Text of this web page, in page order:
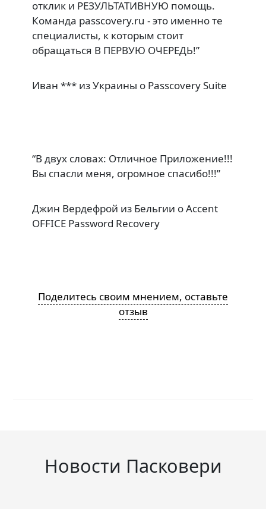
отклик и РЕЗУЛЬТАТИВНУЮ помощь.
Команда passcovery.ru - это именно те
специалисты, к которым стоит
обращаться В ПЕРВУЮ ОЧЕРЕДЬ!”
Иван *** из Украины о Passcovery Suite
“В двух словах: Отличное Приложение!!!
Вы спасли меня, огромное спасибо!!!”
Джин Вердефрой из Бельгии оAccent
OFFICE Password Recovery
Поделитесь своим мнением, оставьте
отзыв
Новости Пасковери